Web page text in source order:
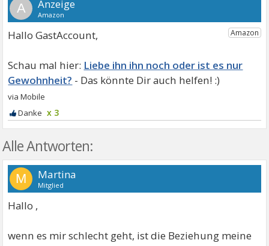
A
Hallo GastAccount,
Liebe ihn ihn noch oder ist es nur
Gewohnheit?
x 3
Alle Antworten:
M Martina
Mitglied
Hallo ,
wenn es mir schlecht geht, ist die Beziehung meine